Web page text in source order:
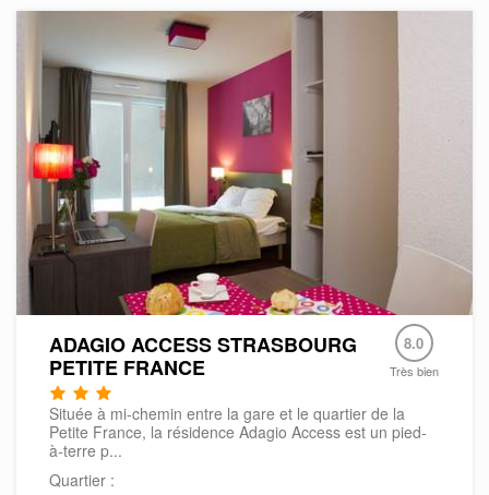
ADAGIO ACCESS STRASBOURG
PETITE FRANCE
8.0
Très bien
Située à mi-chemin entre la gare et le quartier de la
Petite France, la résidence Adagio Access est un pied-
à-terre p...
Quartier :